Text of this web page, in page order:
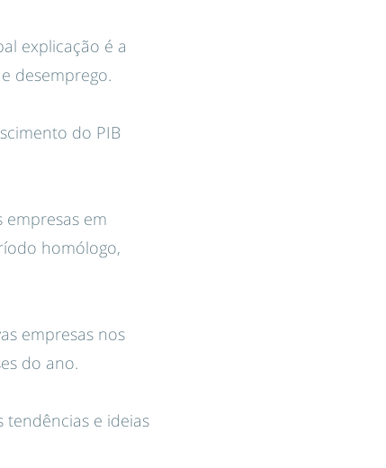
explicação é a
desemprego.
do PIB
em
homólogo,
empresas nos
do ano.
e ideias